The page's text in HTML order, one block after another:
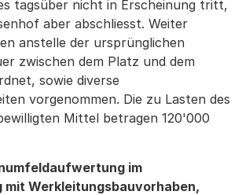
tagsüber nicht in Erscheinung tritt,
aber abschliesst. Weiter
anstelle der ursprünglichen
zwischen dem Platz und dem
sowie diverse
vorgenommen. Die zu Lasten des
Mittel betragen 120'000
im
mit Werkleitungsbauvorhaben,